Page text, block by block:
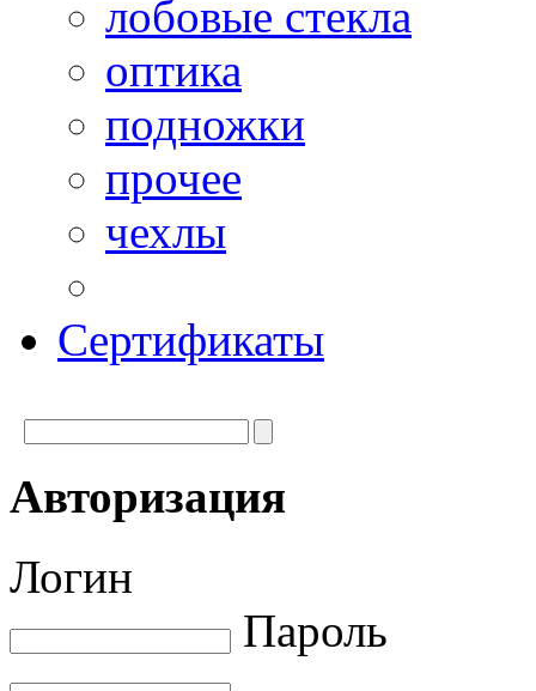
лобовые стекла
оптика
подножки
прочее
чехлы
Сертификаты
Авторизация
Логин
Пароль